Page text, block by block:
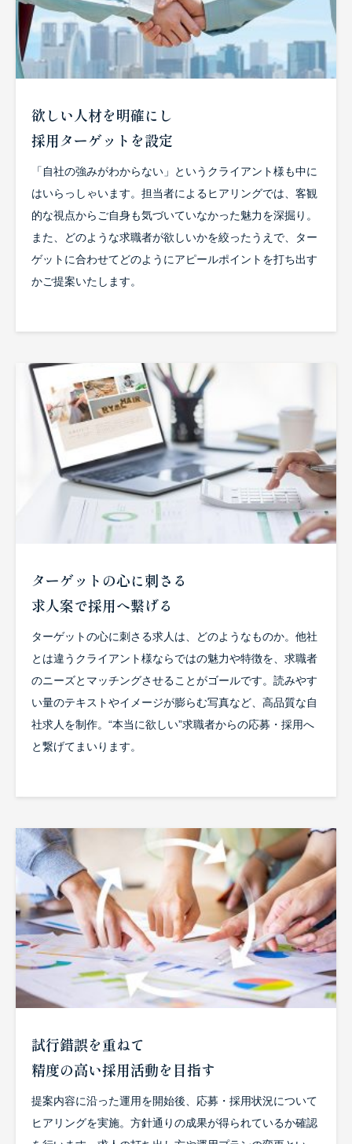
欲しい人材を明確にし
採用ターゲットを設定
「自社の強みがわからない」というクライアント様も中に
はいらっしゃいます。担当者によるヒアリングでは、客観
的な視点からご自身も気づいていなかった魅力を深掘り。
また、どのような求職者が欲しいかを絞ったうえで、ター
ゲットに合わせてどのようにアピールポイントを打ち出す
かご提案いたします。
ターゲットの心に刺さる
求人案で採用へ繋げる
ターゲットの心に刺さる求人は、どのようなものか。他社
とは違うクライアント様ならではの魅力や特徴を、求職者
のニーズとマッチングさせることがゴールです。読みやす
い量のテキストやイメージが膨らむ写真など、高品質な自
社求人を制作。“本当に欲しい”求職者からの応募・採用へ
と繋げてまいります。
試行錯誤を重ねて
精度の高い採用活動を目指す
提案内容に沿った運用を開始後、応募・採用状況について
ヒアリングを実施。方針通りの成果が得られているか確認